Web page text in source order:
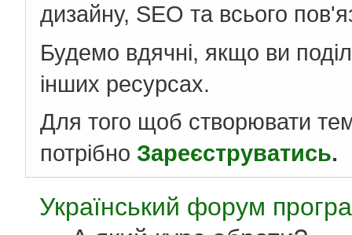
дизайну, SEO та всього
Будемо вдячні, якщо ви
інших ресурсах.
Для того щоб створювати
потрібно Зареєструватись.
Український форум